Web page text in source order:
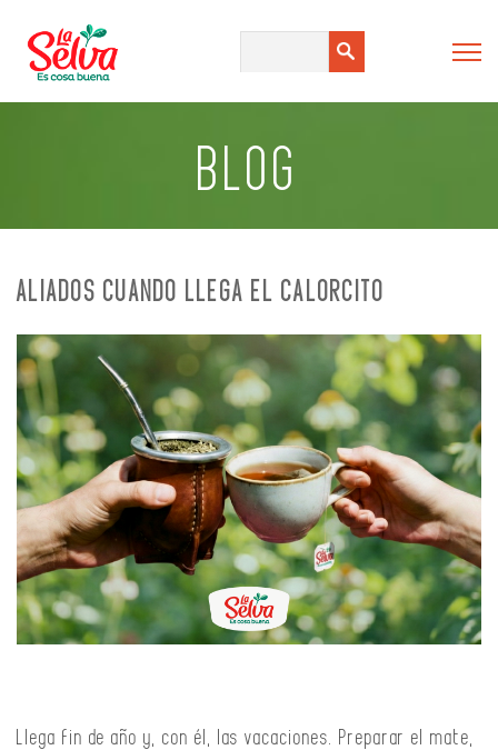
BLOG
ALIADOS CUANDO LLEGA EL CALORCITO
Llega fin de año y, con él, las vacaciones. Preparar el mate,